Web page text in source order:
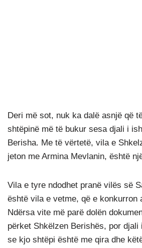
Deri më sot, nuk ka dalë asnjë që
shtëpinë më të bukur sesa djali i
Berisha. Me të vërtetë, vila e
jeton me Armina Mevlanin, është
Vila e tyre ndodhet pranë vilës së
është vila e vetme, që e konkurron
Ndërsa vite më parë dolën
përket Shkëlzen Berishës, por djali
se kjo shtëpi është me qira dhe